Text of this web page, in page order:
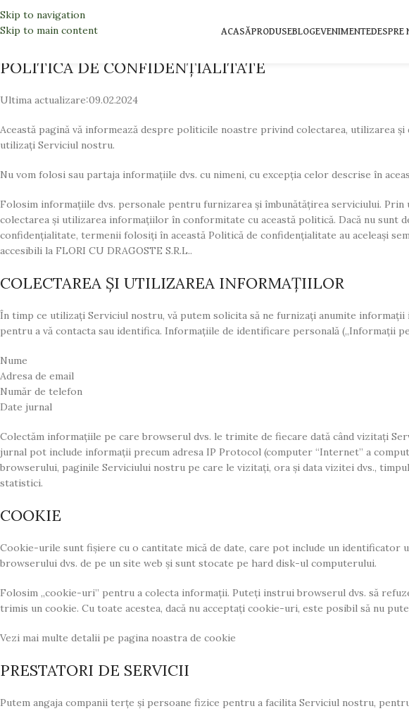
Skip to navigation
Skip to main content
ACASĂPRODUSEBLOGEVENIMENTEDESPRE
Politica de confidentialitate
POLITICA DE CONFIDENȚIALITATE
Ultima actualizare:09.02.2024
Această pagină vă informează despre politicile noastre privind colectarea, utilizarea
utilizați Serviciul nostru.
Nu vom folosi sau partaja informațiile dvs. cu nimeni, cu excepția celor descrise în
Folosim informațiile dvs. personale pentru furnizarea și îmbunătățirea serviciului.
colectarea și utilizarea informațiilor în conformitate cu această politică. Dacă nu sunt
confidențialitate, termenii folosiți în această Politică de confidențialitate au aceleași
accesibili la FLORI CU DRAGOSTE S.R.L..
COLECTAREA ȘI UTILIZAREA INFORMAȚIILOR
În timp ce utilizați Serviciul nostru, vă putem solicita să ne furnizați anumite
pentru a vă contacta sau identifica. Informațiile de identificare personală („Informații
Nume
Adresa de email
Număr de telefon
Date jurnal
Colectăm informațiile pe care browserul dvs. le trimite de fiecare dată când vizitați
jurnal pot include informații precum adresa IP Protocol (computer “Internet” a
browserului, paginile Serviciului nostru pe care le vizitați, ora și data vizitei dvs.,
statistici.
COOKIE
Cookie-urile sunt fișiere cu o cantitate mică de date, care pot include un identificator
browserului dvs. de pe un site web și sunt stocate pe hard disk-ul computerului.
Folosim „cookie-uri” pentru a colecta informații. Puteți instrui browserul dvs. să
trimis un cookie. Cu toate acestea, dacă nu acceptați cookie-uri, este posibil să nu
Vezi mai multe detalii pe pagina noastra de cookie
PRESTATORI DE SERVICII
Putem angaja companii terțe și persoane fizice pentru a facilita Serviciul nostru,